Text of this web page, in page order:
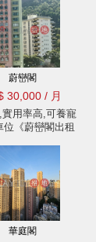
蔚巒閣
30,000 / 月
用率高,可養寵
位《蔚巒閣出租
華庭閣